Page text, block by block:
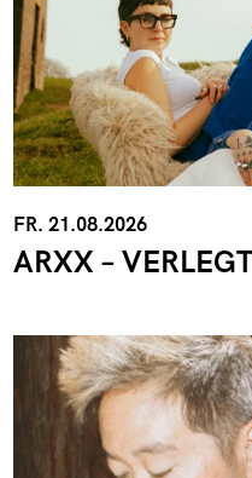
FR. 21.08.2026
ARXX –